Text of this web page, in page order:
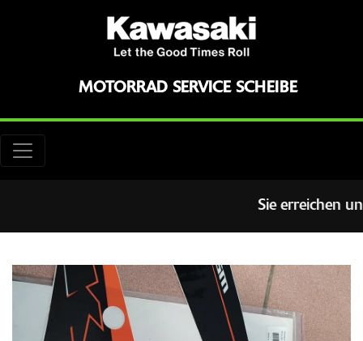
MOTORRAD SERVICE SCHEIBE
Sie erreichen